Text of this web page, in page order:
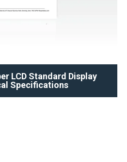
LCD Standard Display
Specifications